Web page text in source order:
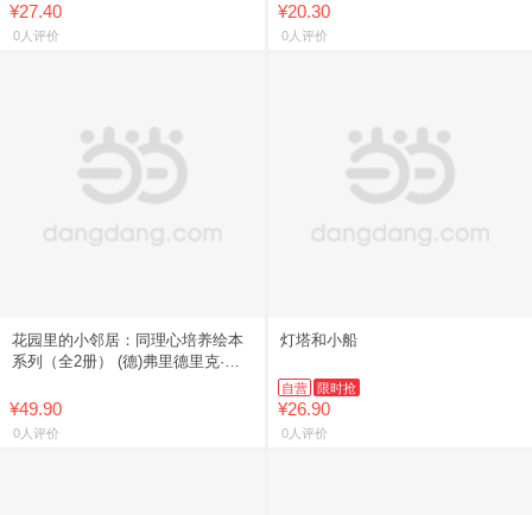
¥27.40
0人评价
¥20.30
0人评价
花园里的小邻居：同理心培养绘本
系列（全2册） (德)弗里德里克·斯
¥49.90
0人评价
灯塔和小船
自营 限时抢
¥26.90
0人评价